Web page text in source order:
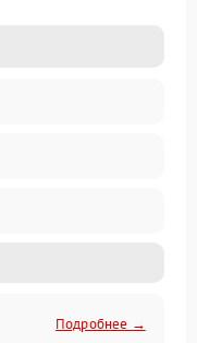
Подробнее →